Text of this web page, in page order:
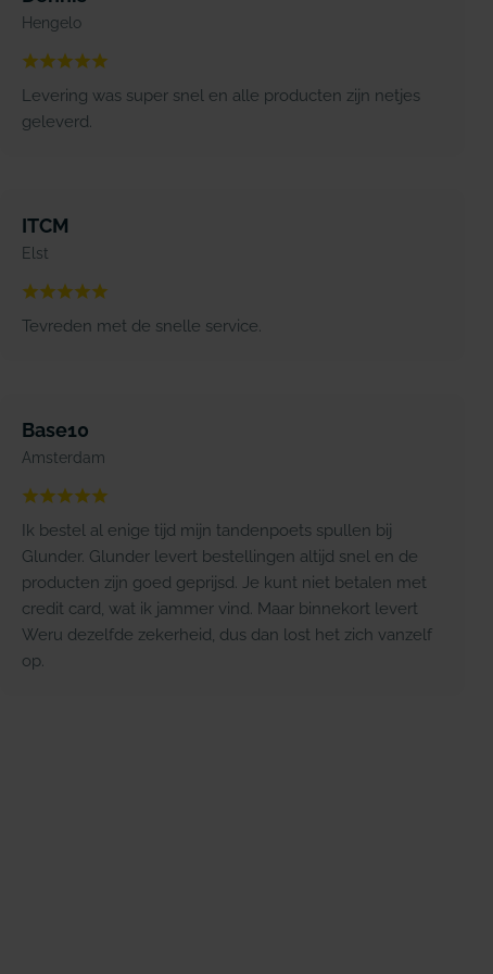
Hengelo
Levering was super snel en alle producten zijn netjes
geleverd.
ITCM
Elst
Tevreden met de snelle service.
Base10
Amsterdam
Ik bestel al enige tijd mijn tandenpoets spullen bij
Glunder. Glunder levert bestellingen altijd snel en de
producten zijn goed geprijsd. Je kunt niet betalen met
credit card, wat ik jammer vind. Maar binnekort levert
Weru dezelfde zekerheid, dus dan lost het zich vanzelf
op.